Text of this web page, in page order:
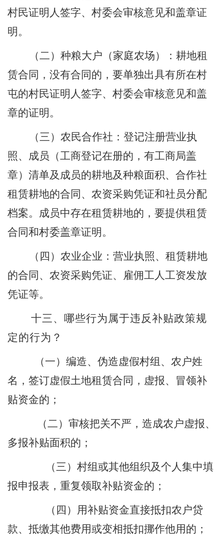
村民证明人签字、村委会审核意见和盖章证
明。
（二）种粮大户（家庭农场）：耕地租
赁合同，没有合同的，要单独出具有所在村
屯的村民证明人签字、村委会审核意见和盖
章的证明。
（三）农民合作社：登记注册营业执
照、成员（工商登记在册的，有工商局盖
章）清单及成员的耕地及种粮面积、合作社
租赁耕地的合同、农资采购凭证和社员分配
档案。成员中存在租赁耕地的，要提供租赁
合同和村委盖章证明。
（四）农业企业：营业执照、租赁耕地
的合同、农资采购凭证、雇佣工人工资发放
凭证等。
十三、哪些行为属于违反补贴政策规
定的行为？
（一）编造、伪造虚假村组、农户姓
名，签订虚假土地租赁合同，虚报、冒领补
贴资金的；
（二）审核把关不严，造成农户虚报、
多报补贴面积的；
（三）村组或其他组织及个人集中填
报申报表，重复领取补贴资金的；
（四）用补贴资金直接抵扣农户贷
款、抵缴其他费用或变相抵扣挪作他用的；